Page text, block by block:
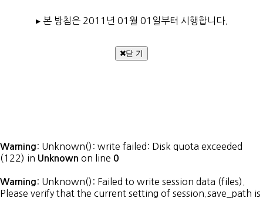
▸ 본 방침은 2011년 01월 01일부터 시행합니다.
닫 기
Warning : Unknown(): write failed: Disk quota exceeded
(122) in Unknown on line 0
Warning : Unknown(): Failed to write session data (files).
Please verify that the current setting of session.save_path is